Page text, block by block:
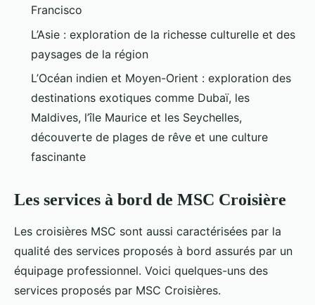
Francisco
L’Asie : exploration de la richesse culturelle et des
paysages de la région
L’Océan indien et Moyen-Orient : exploration des
destinations exotiques comme Dubaï, les
Maldives, l’île Maurice et les Seychelles,
découverte de plages de rêve et une culture
fascinante
Les services à bord de MSC Croisière
Les croisières MSC sont aussi caractérisées par la
qualité des services proposés à bord assurés par un
équipage professionnel. Voici quelques-uns des
services proposés par MSC Croisières.